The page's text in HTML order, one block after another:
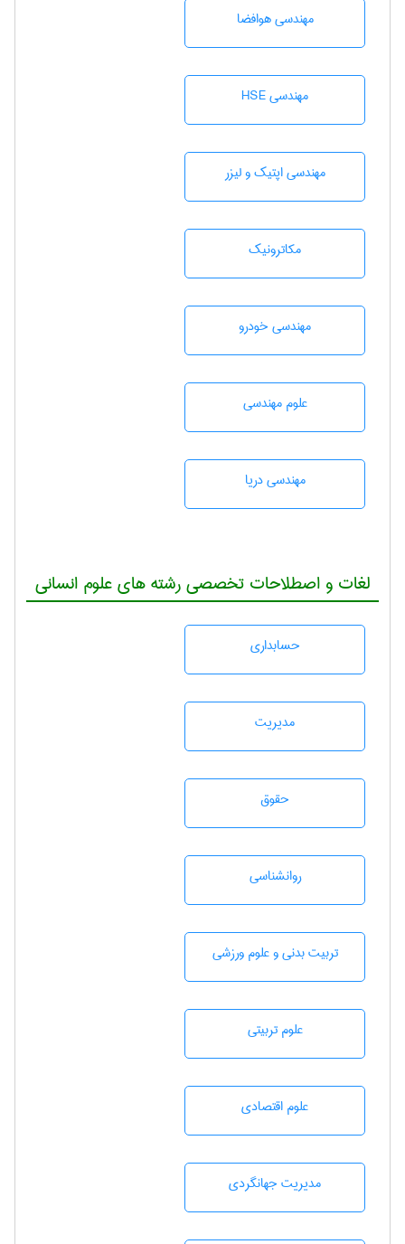
مهندسی هوافضا
مهندسی HSE
مهندسی اپتیک و لیزر
مکاترونیک
مهندسی خودرو
علوم مهندسی
مهندسی دریا
لغات و اصطلاحات تخصصی رشته های علوم انسانی
حسابداری
مديريت
حقوق
روانشناسی
تربيت بدنی و علوم ورزشی
علوم تربيتی
علوم اقتصادی
مديريت جهانگردی